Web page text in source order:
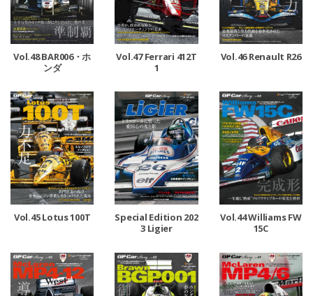
Vol.48 BAR006・ホ
ンダ
Vol.47 Ferrari 412T
1
Vol.46 Renault R26
Vol.45 Lotus 100T
Special Edition 202
3 Ligier
Vol.44 Williams FW
15C